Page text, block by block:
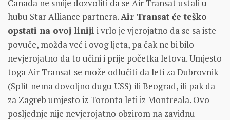
Canada ne smije dozvoliti da se Air Transat ustali u
hubu Star Alliance partnera.Air Transat će teško
opstati na ovoj liniji i vrlo je vjerojatno da se sa iste
povuče, možda već i ovog ljeta, pa čak ne bi bilo
nevjerojatno da to učini i prije početka letova. Umjesto
toga Air Transat se može odlučiti da leti za Dubrovnik
(Split nema dovoljno dugu USS) ili Beograd, ili pak da
za Zagreb umjesto iz Toronta leti iz Montreala. Ovo
posljednje nije nevjerojatno obzirom na zavidnu